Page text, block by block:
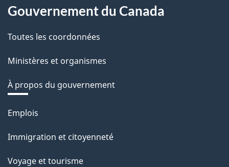
Gouvernement du Canada
Toutes les coordonnées
Ministères et organismes
À propos du gouvernement
Thèmes
sujets
Emplois
Immigration et citoyenneté
Voyage et tourisme